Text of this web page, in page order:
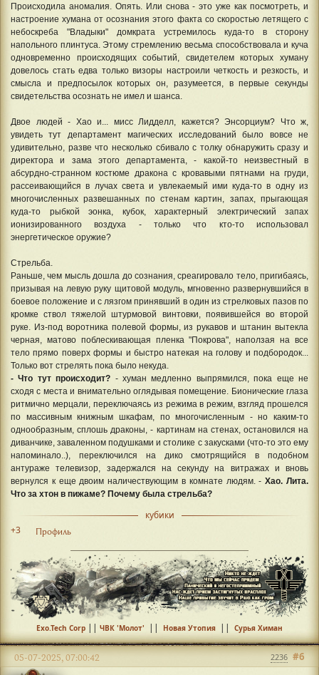
Происходила аномалия. Опять. Или снова - это уже как посмотреть, и
настроение хумана от осознания этого факта со скоростью летящего с
небоскреба "Владыки" домкрата устремилось куда-то в сторону
напольного плинтуса. Этому стремлению весьма способствовала и куча
одновременно происходящих событий, свидетелем которых хуману
довелось стать едва только визоры настроили четкость и резкость, и
смысла и предпосылок которых он, разумеется, в первые секунды
свидетельства осознать не имел и шанса.
Двое людей - Хао и... мисс Лидделл, кажется? Энсорциум? Что ж,
увидеть тут департамент магических исследований было вовсе не
удивительно, разве что несколько сбивало с толку обнаружить сразу и
директора и зама этого департамента, - какой-то неизвестный в
абсурдно-странном костюме дракона с кровавыми пятнами на груди,
рассеивающийся в лучах света и увлекаемый ими куда-то в одну из
многочисленных развешанных по стенам картин, запах, прыгающая
куда-то рыбкой эонка, кубок, характерный электрический запах
ионизированного воздуха - только что кто-то использовал
энергетическое оружие?
Стрельба.
Раньше, чем мысль дошла до сознания, среагировало тело, пригибаясь,
призывая на левую руку щитовой модуль, мгновенно развернувшийся в
боевое положение и с лязгом принявший в один из стрелковых пазов по
кромке ствол тяжелой штурмовой винтовки, появившейся во второй
руке. Из-под воротника полевой формы, из рукавов и штанин вытекла
черная, матово поблескивающая пленка "Покрова", наползая на все
тело прямо поверх формы и быстро натекая на голову и подбородок...
Только вот стрелять пока было некуда.
- Что тут происходит? - хуман медленно выпрямился, пока еще не
сходя с места и внимательно оглядывая помещение. Бионические глаза
ритмично мерцали, переключаясь из режима в режим, взгляд прошелся
по массивным книжным шкафам, по многочисленным - но каким-то
однообразным, сплошь драконы, - картинам на стенах, остановился на
диванчике, заваленном подушками и столике с закусками (что-то это ему
напоминало..), переключился на дико смотрящийся в подобном
антураже телевизор, задержался на секунду на витражах и вновь
вернулся к еще двоим наличествующим в комнате людям. -Хао. Лита.
Что за хтон в пижаме? Почему была стрельба?
кубики
+3
Профиль
Exo.Tech Corp || ЧВК 'Молот' || Новая Утопия || Сурья Химан
#6
05-07-2025, 07:00:42 2236